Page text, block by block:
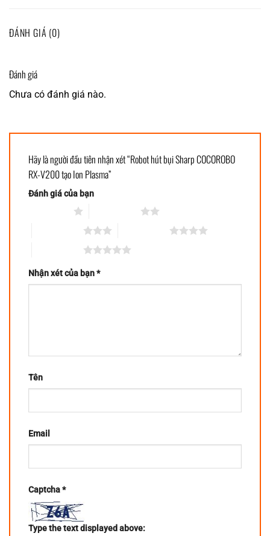
ĐÁNH GIÁ (0)
Đánh giá
Chưa có đánh giá nào.
Hãy là người đầu tiên nhận xét “Robot hút bụi Sharp COCOROBO
RX-V200 tạo Ion Plasma”
Đánh giá của bạn
Nhận xét của bạn*
Tên
Email
Captcha*
Type the text displayed above: